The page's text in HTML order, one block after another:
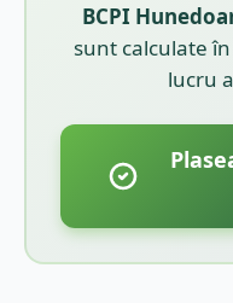
BCPI
sunt calculate
lucru